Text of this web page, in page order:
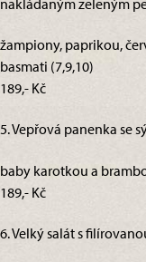
žampiony, paprikou,
basmati (7,9,10)
189,- Kč
5. Vepřová panenka se
baby karotkou a
189,- Kč
6. Velký salát s